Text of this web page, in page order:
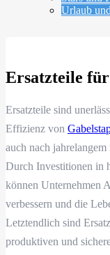
Urlaub
Ersatzteile
Ersatzteile sind
Effizienz von
auch nach
Durch Investitionen in
können Unternehmen
verbessern und die
Letztendlich sind
produktiven und